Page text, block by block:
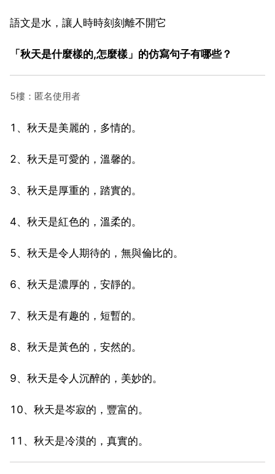
語文是水，讓人時時刻刻離不開它
「秋天是什麼樣的,怎麼樣」的仿寫句子有哪些？
5樓：匿名使用者
1、秋天是美麗的，多情的。
2、秋天是可愛的，溫馨的。
3、秋天是厚重的，踏實的。
4、秋天是紅色的，溫柔的。
5、秋天是令人期待的，無與倫比的。
6、秋天是濃厚的，安靜的。
7、秋天是有趣的，短暫的。
8、秋天是黃色的，安然的。
9、秋天是令人沉醉的，美妙的。
10、秋天是岑寂的，豐富的。
11、秋天是冷漠的，真實的。